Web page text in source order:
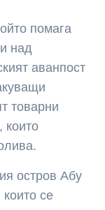
помага
над
аванпост
товарни
които
остров Абу
се